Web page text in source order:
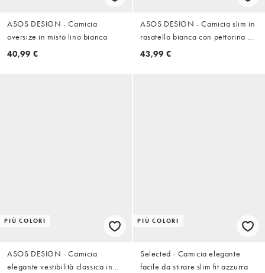
ASOS DESIGN - Camicia
oversize in misto lino bianca
40,99 €
ASOS DESIGN - Camicia slim in
rasatello bianca con pettorina e
collo diplomatico
43,99 €
PIÙ COLORI
ASOS DESIGN - Camicia
elegante vestibilità classica in
PIÙ COLORI
Selected - Camicia elegante
facile da stirare slim fit azzurra